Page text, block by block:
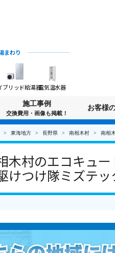
まわり
ブリッド給湯器電気温水器
施工事例
交換費用・画像も掲載！
お客様
東海地方 長野県 南相木村 南相
木村のエコキュ
けつけ隊ミズテッ